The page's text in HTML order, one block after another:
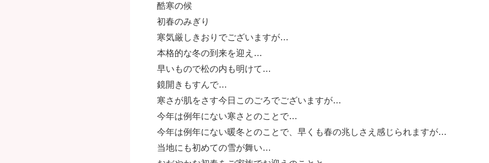
酷寒の候
初春のみぎり
寒気厳しきおりでございますが…
本格的な冬の到来を迎え…
早いもので松の内も明けて…
鏡開きもすんで…
寒さが肌をさす今日このごろでございますが…
今年は例年にない寒さとのことで…
今年は例年にない暖冬とのことで、早くも春の兆しさえ感じられますが…
当地にも初めての雪が舞い…